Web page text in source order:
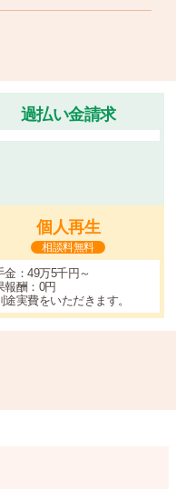
過払い金請求
個人再生
相談料無料
金：49万5千円～
報酬：0円
実費をいただきます。